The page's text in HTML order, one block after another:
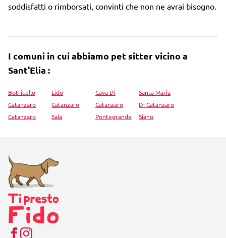
soddisfatti o rimborsati, convinti che non ne avrai bisogno.
I comuni in cui abbiamo pet sitter vicino a
Sant'Elia :
Botricello
Catanzaro
Catanzaro
Lido
Catanzaro
Sala
Cava Di
Catanzaro
Pontegrande
Santa Maria
Di Catanzaro
Siano